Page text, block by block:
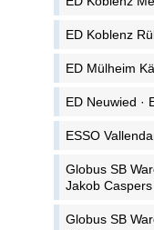
ED Koblenz
ED Mülheim
ED Neuwied ·
ESSO
Globus SB
Jakob
Globus SB